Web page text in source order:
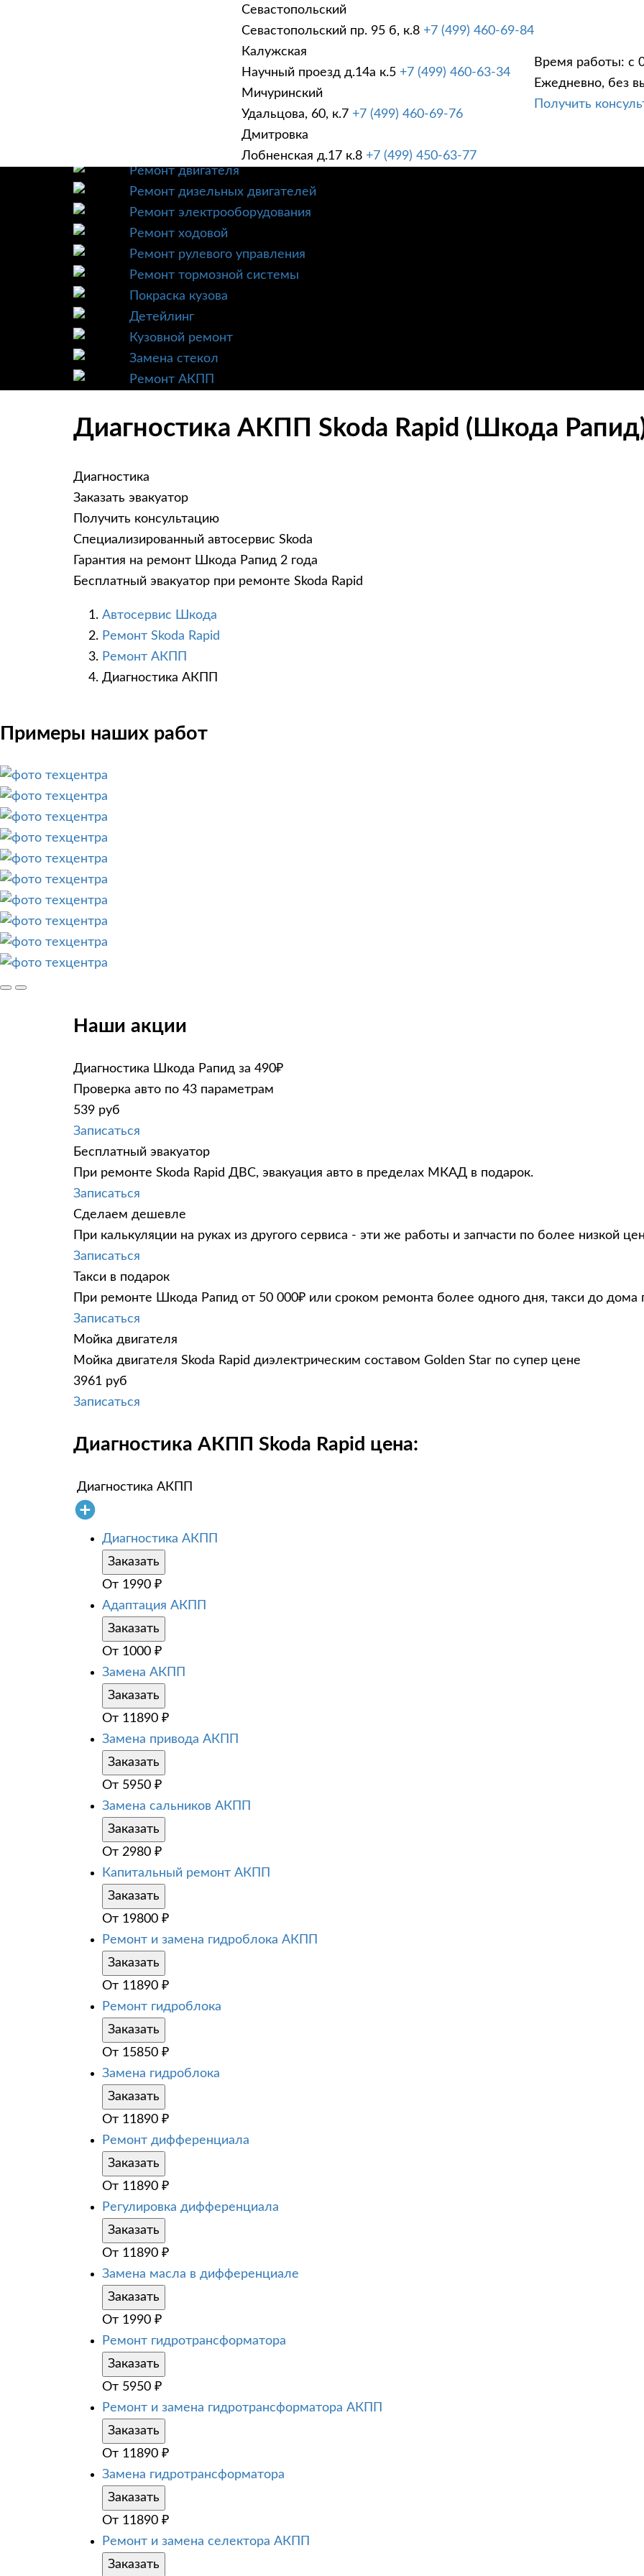
Севастопольский
Севастопольский пр. 95 б, к.8 +7 (499) 460-69-84
Калужская
Научный проезд д.14а к.5 +7 (499) 460-63-34
Мичуринский
Удальцова, 60, к.7 +7 (499) 460-69-76
Дмитровка
Лобненская д.17 к.8 +7 (499) 450-63-77
Время работы: с
Ежедневно, без
Получить
УСЛУГИ
Техническое обслуживание
Ремонт трансмиссии
Ремонт двигателя
Ремонт дизельных двигателей
Ремонт электрооборудования
Ремонт ходовой
Ремонт рулевого управления
Ремонт тормозной системы
Покраска кузова
Детейлинг
Кузовной ремонт
Замена стекол
Ремонт АКПП
Диагностика АКПП Skoda Rapid (Шкода
Диагностика
Заказать эвакуатор
Получить консультацию
Специализированный автосервис Skoda
Гарантия на ремонт Шкода Рапид 2 года
Бесплатный эвакуатор при ремонте Skoda Rapid
Автосервис Шкода
Ремонт Skoda Rapid
Ремонт АКПП
Диагностика АКПП
Примеры наших работ
Наши акции
Диагностика Шкода Рапид за 490₽
Проверка авто по 43 параметрам
539 руб
Записаться
Бесплатный эвакуатор
При ремонте Skoda Rapid ДВС, эвакуация авто в пределах МКАД в подарок.
Записаться
Сделаем дешевле
При калькуляции на руках из другого сервиса - эти же работы и запчасти по более низкой
Записаться
Такси в подарок
При ремонте Шкода Рапид от 50 000₽ или сроком ремонта более одного дня, такси до дома
Записаться
Мойка двигателя
Мойка двигателя Skoda Rapid диэлектрическим составом Golden Star по супер цене
3961 руб
Записаться
Диагностика АКПП Skoda Rapid цена:
Диагностика АКПП
Диагностика АКПП
Заказать
От 1990 ₽
Адаптация АКПП
Заказать
От 1000 ₽
Замена АКПП
Заказать
От 11890 ₽
Замена привода АКПП
Заказать
От 5950 ₽
Замена сальников АКПП
Заказать
От 2980 ₽
Капитальный ремонт АКПП
Заказать
От 19800 ₽
Ремонт и замена гидроблока АКПП
Заказать
От 11890 ₽
Ремонт гидроблока
Заказать
От 15850 ₽
Замена гидроблока
Заказать
От 11890 ₽
Ремонт дифференциала
Заказать
От 11890 ₽
Регулировка дифференциала
Заказать
От 11890 ₽
Замена масла в дифференциале
Заказать
От 1990 ₽
Ремонт гидротрансформатора
Заказать
От 5950 ₽
Ремонт и замена гидротрансформатора АКПП
Заказать
От 11890 ₽
Замена гидротрансформатора
Заказать
От 11890 ₽
Ремонт и замена селектора АКПП
Заказать